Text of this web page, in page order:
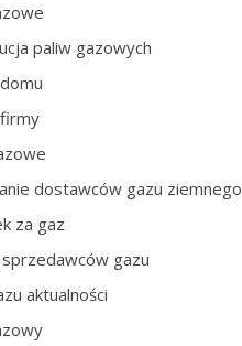
paliw gazowych
dostawców gazu ziemnego
za gaz
sprzedawców gazu
aktualności